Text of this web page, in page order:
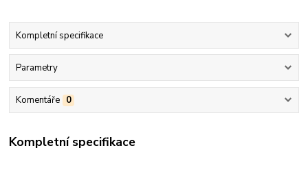
Kompletní specifikace
Parametry
Komentáře 0
Kompletní specifikace